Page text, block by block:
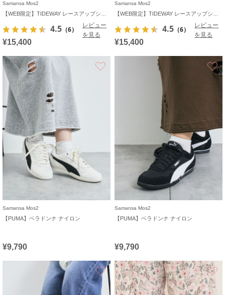
Samansa Mos2
4.5 （6）
レビュー
を見る
¥15,400
Samansa Mos2
4.5 （6）
レビュー
を見る
¥15,400
Samansa Mos2
【PUMA】ベラドンナ ナイロン
¥9,790
Samansa Mos2
【PUMA】ベラドンナ ナイロン
¥9,790
お気に入り